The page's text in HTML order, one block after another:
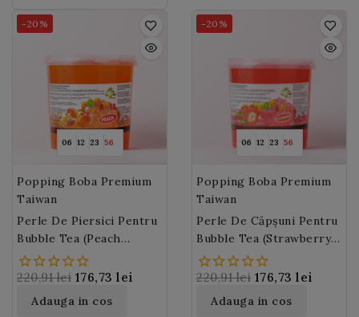
pentru a crea bubble
06 12 23 54
-20%
Popping Boba Premium
Taiwan
Perle De Piersici Pentru
Bubble Tea (Peach
Popping Boba) 3,2 Kg
220,91 lei 176,73 lei
Adauga in cos
06 12 23 54
-20%
Popping Boba Premium
Taiwan
Perle De Căpșuni Pentru
Bubble Tea (Strawberry
Popping Boba) 3,2 Kg
220,91 lei 176,73 lei
Adauga in cos